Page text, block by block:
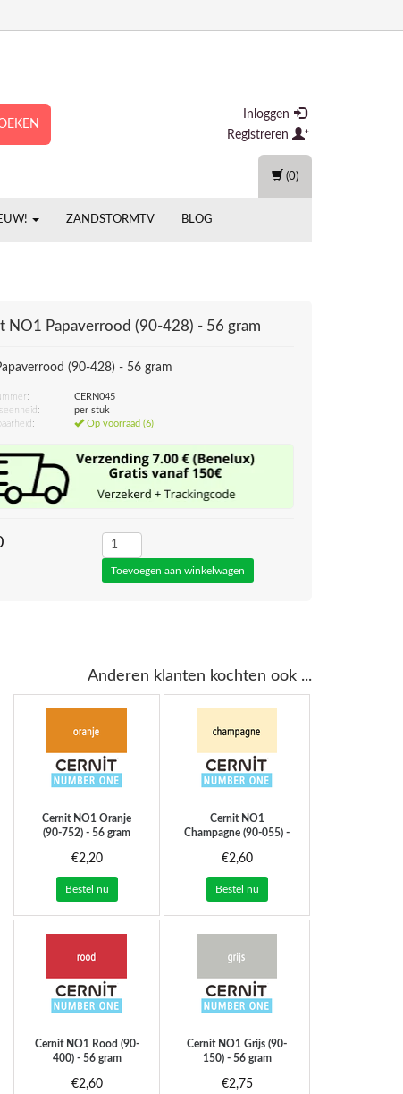
Inloggen
Registreren
ZANDSTORMTV BLOG
(0)
NO1 Papaverrood (90-428) - 56 gram
(90-428) - 56 gram
CERN045
per stuk
Op voorraad (6)
Anderen klanten kochten ook ...
CernitNO1 Oranje
(90-752) - 56 gram
€2,20
Bestel nu
CernitNO1
Champagne (90-055) -
€2,60
Bestel nu
CernitNO1 Rood (90-
400) - 56 gram
€2,60
CernitNO1 Grijs (90-
150) - 56 gram
€2,75